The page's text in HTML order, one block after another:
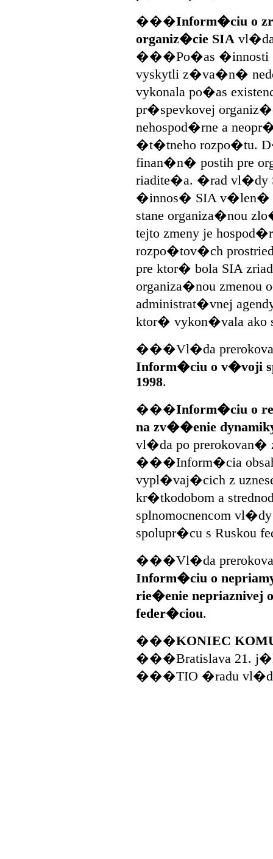
���Inform�ciu o
organiz�cie SIA vl�da
���Po�as �innosti
vyskytli z�va�n�
vykonala po�as
pr�spevkovej
nehospod�rne a
�t�tneho rozpo�tu.
finan�n� postih pre
riadite�a. �rad vl�dy
�innos� SIA v�len�
stane organiza�nou
tejto zmeny je
rozpo�tov�ch
pre ktor� bola SIA
organiza�nou zmenou
administrat�vnej
ktor� vykon�vala ako
���Vl�da
Inform�ciu o v�voji
1998.
���Inform�ciu o
na zv��enie
vl�da po prerokovan�
���Inform�cia
vypl�vaj�cich z
kr�tkodobom a
splnomocnencom
spolupr�cu s Ruskou
���Vl�da
Inform�ciu o
rie�enie nepriaznivej
feder�ciou.
���KONIEC
���Bratislava 21.
���TIO �radu